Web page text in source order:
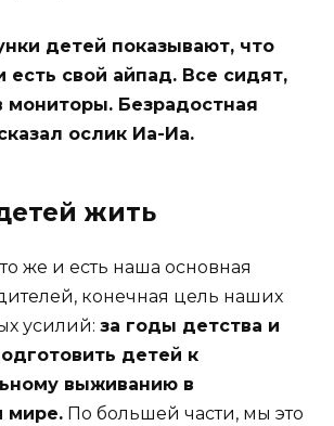
детей показывают, что
свой айпад. Все сидят,
мониторы. Безрадостная
ослик Иа-Иа.
жить
же и есть наша основная
конечная цель наших
усилий: за годы детства и
детей к
выживанию в
мире. По большей части, мы это